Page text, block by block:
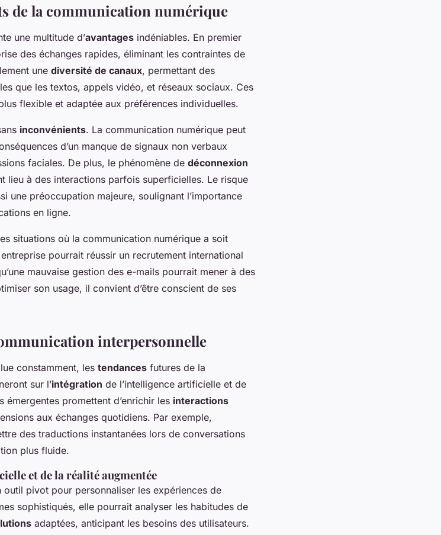
de la communication numérique
une multitude d’avantages indéniables. En premier
des échanges rapides, éliminant les contraintes de
une diversité de canaux, permettant des
que les textos, appels vidéo, et réseaux sociaux. Ces
flexible et adaptée aux préférences individuelles.
inconvénients. La communication numérique peut
d’un manque de signaux non verbaux
faciales. De plus, le phénomène de déconnexion
lieu à des interactions parfois superficielles. Le risque
une préoccupation majeure, soulignant l’importance
en ligne.
situations où la communication numérique a soit
pourrait réussir un recrutement international
mauvaise gestion des e-mails pourrait mener à des
son usage, il convient d’être conscient de ses
interpersonnelle
constamment, les tendances futures de la
sur l’intégration de l’intelligence artificielle et de
promettent d’enrichir les interactions
aux échanges quotidiens. Par exemple,
des traductions instantanées lors de conversations
plus fluide.
et de la réalité augmentée
outil pivot pour personnaliser les expériences de
sophistiqués, elle pourrait analyser les habitudes de
adaptées, anticipant les besoins des utilisateurs.